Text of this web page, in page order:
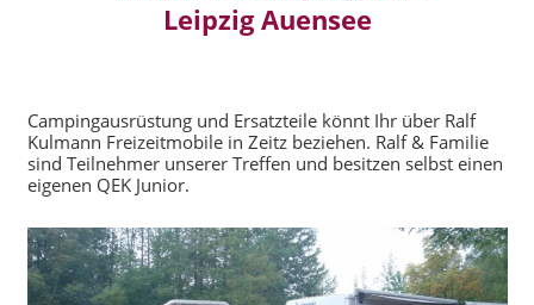
Leipzig Auensee
Campingausrüstung und Ersatzteile könnt Ihr über Ralf
Kulmann Freizeitmobile in Zeitz beziehen. Ralf & Familie
sind Teilnehmer unserer Treffen und besitzen selbst einen
eigenen QEK Junior.